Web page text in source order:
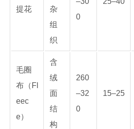
提花
杂
组
织
0
毛圈
布（Fl
eec
e）
含
绒
面
结
构
260
–32
0
15–25